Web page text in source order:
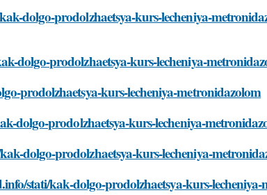
dolgo-prodolzhaetsya-kurs-lecheniya-
dolgo-prodolzhaetsya-kurs-lecheniya-
prodolzhaetsya-kurs-lecheniya-metronidazolom
dolgo-prodolzhaetsya-kurs-lecheniya-
dolgo-prodolzhaetsya-kurs-lecheniya-
stati/kak-dolgo-prodolzhaetsya-kurs-